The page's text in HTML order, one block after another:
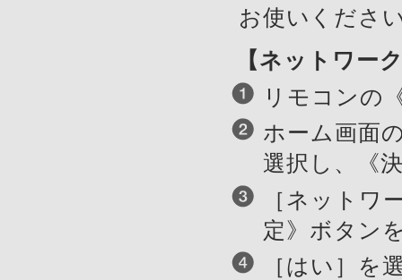
お使いくださ
【ネットワー
リモコンの
ホーム画面
選択し、《
［ネットワ
定》ボタン
［はい］を